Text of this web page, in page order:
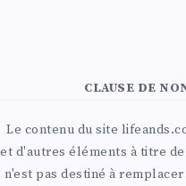
CLAUSE DE
Le contenu du site
et d'autres éléments à titre
n'est pas destiné à